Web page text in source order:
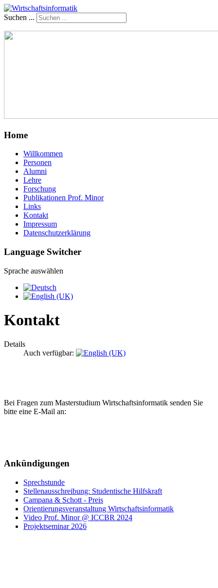
Suchen ...
Home
Willkommen
Personen
Alumni
Lehre
Forschung
Publikationen Prof. Minor
Links
Kontakt
Impressum
Datenschutzerklärung
Language Switcher
Sprache auswählen
Kontakt
Details
Auch verfügbar:
Bei Fragen zum Masterstudium Wirtschaftsinformatik senden Sie
bitte eine E-Mail an:
Ankündigungen
Sprechstunde
Stellenausschreibung: Studentische Hilfskraft
Campana & Schott - Preis
Orientierungsveranstaltung Wirtschaftsinformatik
Video Prof. Minor @ ICCBR 2024
Projektseminar 2026